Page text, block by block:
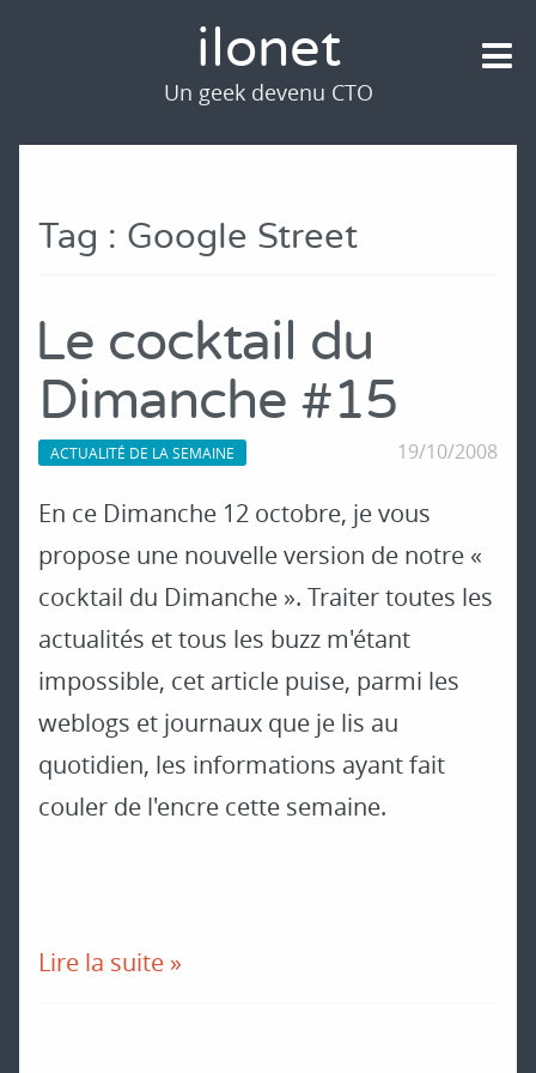
Tag : Google Street
Le cocktail du
Dimanche #15
ACTUALITÉ DE LA SEMAINE 19/10/2008
En ce Dimanche 12 octobre, je vous
propose une nouvelle version de notre «
cocktail du Dimanche ». Traiter toutes les
actualités et tous les buzz m'étant
impossible, cet article puise, parmi les
weblogs et journaux que je lis au
quotidien, les informations ayant fait
couler de l'encre cette semaine.
Lire la suite »
ilonet
Un geek devenu CTO